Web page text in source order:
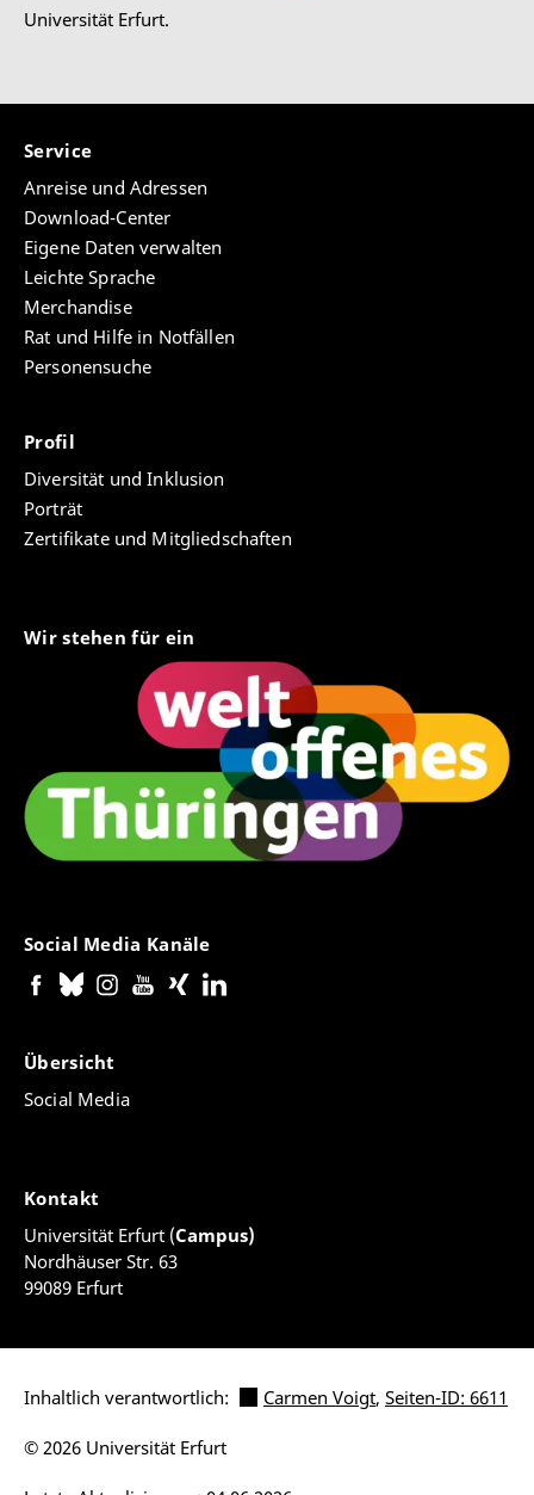
Universität Erfurt.
Service
Anreise und Adressen
Download-Center
Eigene Daten verwalten
Leichte Sprache
Merchandise
Rat und Hilfe in Notfällen
Personensuche
Profil
Diversität und Inklusion
Porträt
Zertifikate und Mitgliedschaften
Wir stehen für ein
Social Media Kanäle
Übersicht
Social Media
Kontakt
Universität Erfurt (Campus)
Nordhäuser Str. 63
99089 Erfurt
Inhaltlich verantwortlich: Carmen Voigt, Seiten-ID: 6611
© 2026 Universität Erfurt